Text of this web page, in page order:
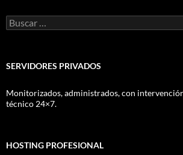
Buscar:
SERVIDORES PRIVADOS
Monitorizados, administrados, con
técnico 24×7.
HOSTING PROFESIONAL